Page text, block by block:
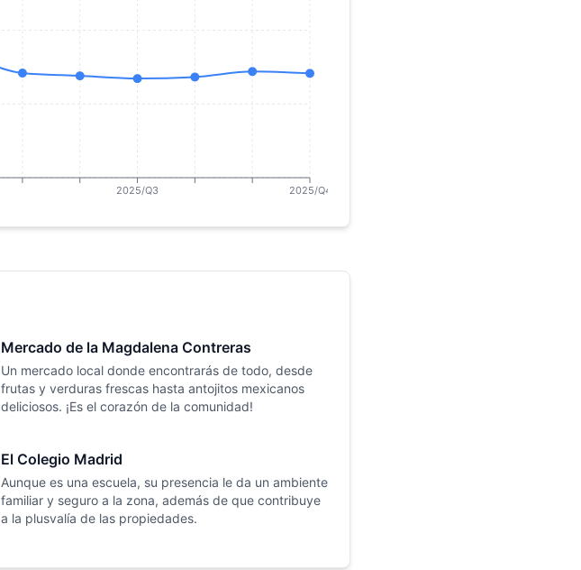
2025/Q3 2025/Q4
Mercado de la Magdalena Contreras
Un mercado local donde encontrarás de todo, desde
frutas y verduras frescas hasta antojitos mexicanos
deliciosos. ¡Es el corazón de la comunidad!
El Colegio Madrid
Aunque es una escuela, su presencia le da un ambiente
familiar y seguro a la zona, además de que contribuye
a la plusvalía de las propiedades.